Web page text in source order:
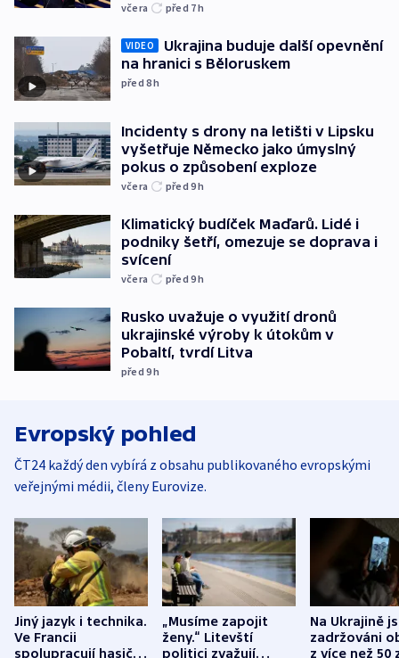
včera před 7h
VIDEO
Ukrajina buduje další opevnění
na hranici s Běloruskem
před 8h
Incidenty s drony na letišti v Lipsku
vyšetřuje Německo jako úmyslný
pokus o způsobení exploze
včera před 9h
Klimatický budíček Maďarů. Lidé i
podniky šetří, omezuje se doprava i
svícení
včera před 9h
Rusko uvažuje o využití dronů
ukrajinské výroby k útokům v
Pobaltí, tvrdí Litva
před 9h
Evropský pohled
ČT24 každý den vybírá z obsahu publikovaného evropskými
veřejnými médii, členy Eurovize.
Jiný jazyk i technika.
Ve Francii
spolupracují hasiči z
„Musíme zapojit
ženy.“ Litevští
politici zvažují
Na Ukrajině
zadržováni
z více než 50